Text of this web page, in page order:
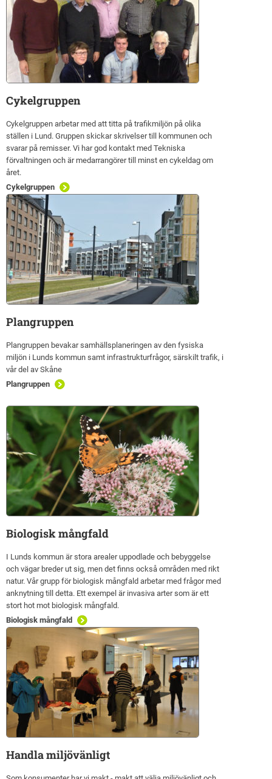
Cykelgruppen
Cykelgruppen arbetar med att titta på trafikmiljön på olika
ställen i Lund. Gruppen skickar skrivelser till kommunen och
svarar på remisser. Vi har god kontakt med Tekniska
förvaltningen och är medarrangörer till minst en cykeldag om
året.
Cykelgruppen
Plangruppen
Plangruppen bevakar samhällsplaneringen av den fysiska
miljön i Lunds kommun samt infrastrukturfrågor, särskilt trafik, i
vår del av Skåne
Plangruppen
Biologisk mångfald
I Lunds kommun är stora arealer uppodlade och bebyggelse
och vägar breder ut sig, men det finns också områden med rikt
natur. Vår grupp för biologisk mångfald arbetar med frågor med
anknytning till detta. Ett exempel är invasiva arter som är ett
stort hot mot biologisk mångfald.
Biologisk mångfald
Handla miljövänligt